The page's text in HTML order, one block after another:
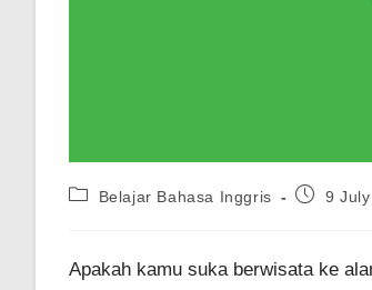
PostBelajar Bahasa Inggris
Post9
Apakah kamu suka berwisata ke